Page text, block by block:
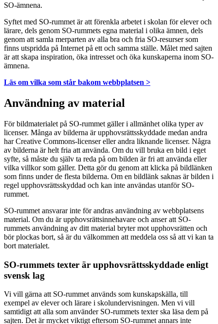
SO-ämnena.
Syftet med SO-rummet är att förenkla arbetet i skolan för elever och
lärare, dels genom SO-rummets egna material i olika ämnen, dels
genom att samla merparten av alla bra och fria SO-resurser som
finns utspridda på Internet på ett och samma ställe. Målet med sajten
är att skapa inspiration, öka intresset och öka kunskaperna inom SO-
ämnena.
Läs om vilka som står bakom webbplatsen >
Användning av material
För bildmaterialet på SO-rummet gäller i allmänhet olika typer av
licenser. Många av bilderna är upphovsrättsskyddade medan andra
har Creative Commons-licenser eller andra liknande licenser. Några
av bilderna är helt fria att använda. Om du vill bruka en bild i eget
syfte, så måste du själv ta reda på om bilden är fri att använda eller
vilka villkor som gäller. Detta gör du genom att klicka på bildlänken
som finns under de flesta bilderna. Om en bildlänk saknas är bilden i
regel upphovsrättsskyddad och kan inte användas utanför SO-
rummet.
SO-rummet ansvarar inte för andras användning av webbplatsens
material. Om du är upphovsrättsinnehavare och anser att SO-
rummets användning av ditt material bryter mot upphovsrätten och
bör plockas bort, så är du välkommen att meddela oss så att vi kan ta
bort materialet.
SO-rummets texter är upphovsrättsskyddade enligt
svensk lag
Vi vill gärna att SO-rummet används som kunskapskälla, till
exempel av elever och lärare i skolundervisningen. Men vi vill
samtidigt att alla som använder SO-rummets texter ska läsa dem på
sajten. Det är mycket viktigt eftersom SO-rummet annars inte